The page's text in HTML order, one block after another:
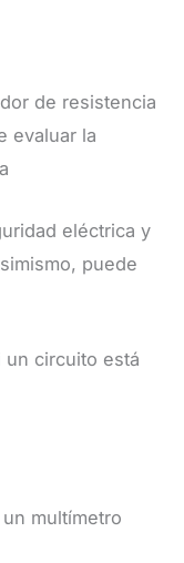
de resistencia
evaluar la
eléctrica y
puede
un circuito está
multímetro